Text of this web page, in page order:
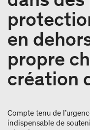
en
propre
création
Compte tenu de
indispensable de